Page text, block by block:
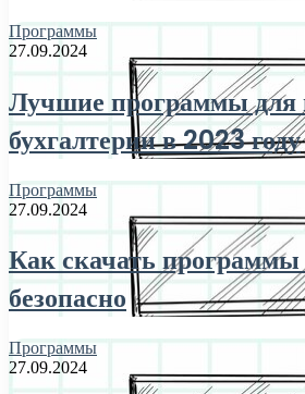
Программы
27.09.2024
Лучшие программы для
бухгалтерии в 2023 году
Программы
27.09.2024
Как скачать программы
безопасно
Программы
27.09.2024